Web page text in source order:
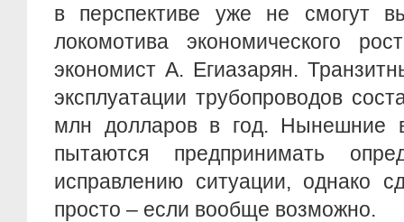
в перспективе уже не смогут
локомотива экономического
экономист А. Егиазарян.
эксплуатации трубопроводов
млн долларов в год. Нынешние
пытаются предпринимать
исправлению ситуации, однако
просто – если вообще возможно.